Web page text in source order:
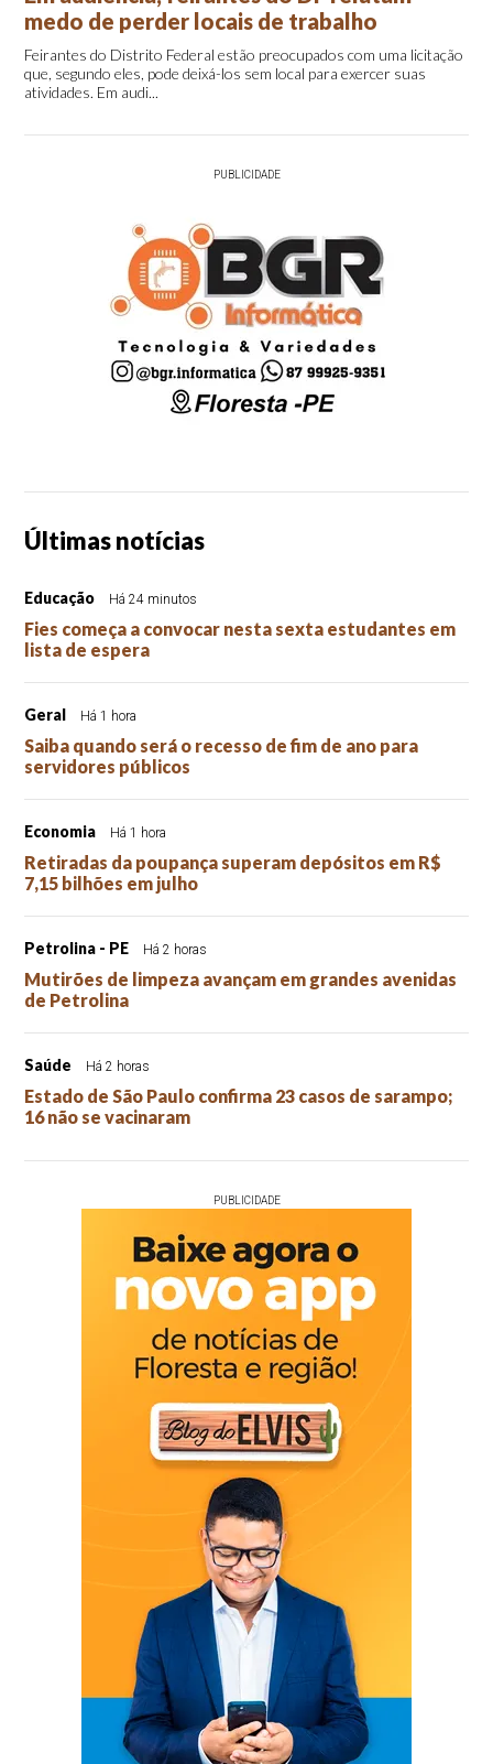
medo de perder locais de trabalho
Feirantes do Distrito Federal estão preocupados com uma licitação
que, segundo eles, pode deixá-los sem local para exercer suas
atividades. Em audi...
PUBLICIDADE
Últimas notícias
Educação Há 24 minutos
Fies começa a convocar nesta sexta estudantes em
lista de espera
Geral Há 1 hora
Saiba quando será o recesso de fim de ano para
servidores públicos
Economia Há 1 hora
Retiradas da poupança superam depósitos em R$
7,15 bilhões em julho
Petrolina - PE Há 2 horas
Mutirões de limpeza avançam em grandes avenidas
de Petrolina
Saúde Há 2 horas
Estado de São Paulo confirma 23 casos de sarampo;
16 não se vacinaram
PUBLICIDADE